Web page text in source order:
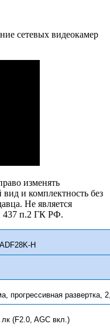
сетевых видеокамер
изменять
и комплектность без
Не является
437 п.2 ГК РФ.
H
прогрессивная развертка,
лк (F2.0, AGC вкл.)